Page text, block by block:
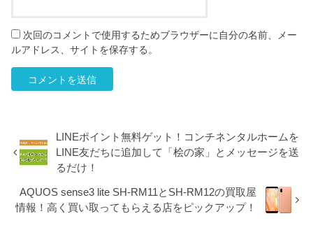
次回のコメントで使用するためブラウザーに自分の名前、メー
ルアドレス、サイトを保存する。
LINEポイント無料ゲット！コンチネンタルホームを
LINE友だちに追加して「桧の家」とメッセージを送
るだけ！
AQUOS sense3 lite SH-RM11とSH-RM12の買取屋
情報！高く買い取ってもらえる店をピックアップ！